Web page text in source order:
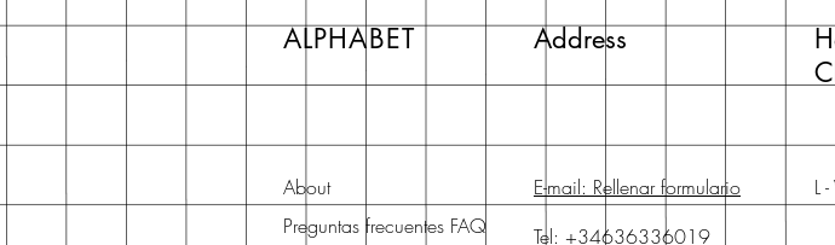
ALPHABET Address
About
Preguntas frecuentes FAQ
E-mail: Rellenar formulario
Tel: +34636336019
L